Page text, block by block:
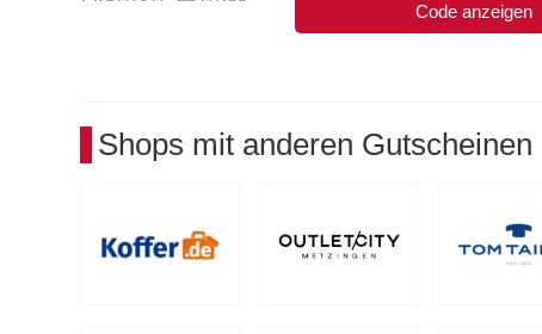
Code anzeigen
Shops mit anderen Gutscheinen